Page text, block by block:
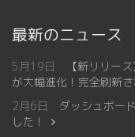
最新のニュース
5月19日
【新リリー
が大幅進化！完全刷新
2月6日
ダッシュボー
した！